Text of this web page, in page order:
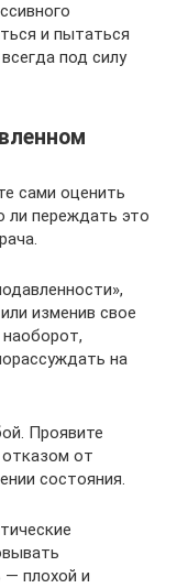
и пытаться
под силу
сами оценить
ли переждать это
изменив свое
наоборот,
на
Проявите
отказом от
состояния.
— плохой и